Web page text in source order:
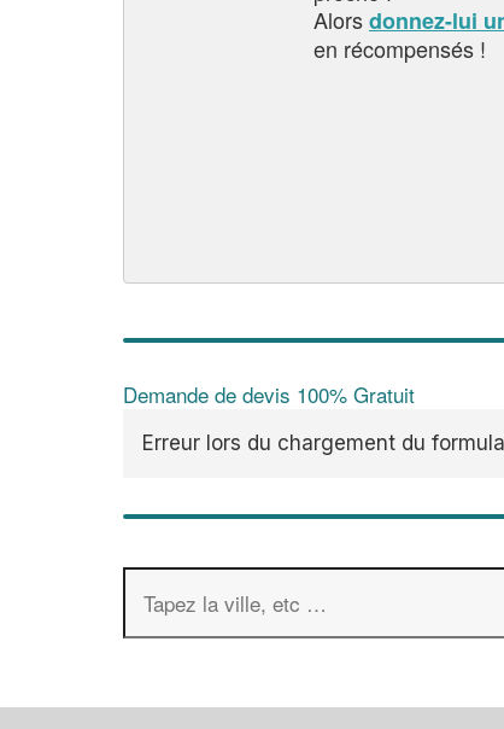
Alorsdonnez-lui
en récompensés !
Demande de devis 100% Gratuit
Erreur lors du chargement du